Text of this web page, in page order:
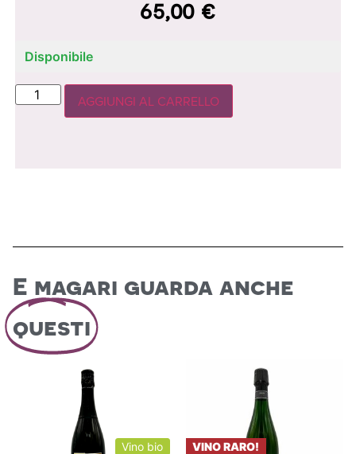
65,00 €
Disponibile
AGGIUNGI AL CARRELLO
E magari guarda anche
questi
Vino bio VINO RARO!